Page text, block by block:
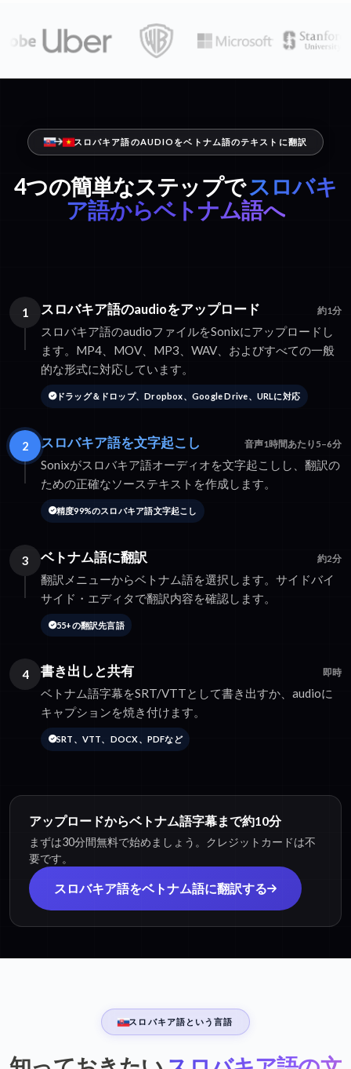
スロバキア語のAUDIOをベトナム語のテキストに翻訳
4つの簡単なステップでスロバキ
ア語からベトナム語へ
1 スロバキア語のaudioをアップロード 約1分
スロバキア語のaudioファイルをSonixにアップロードし
ます。MP4、MOV、MP3、WAV、およびすべての一般
的な形式に対応しています。
ドラッグ＆ドロップ、Dropbox、Google Drive、URLに対応
2 スロバキア語を文字起こし 音声1時間あたり5–6分
Sonixがスロバキア語オーディオを文字起こしし、翻訳の
ための正確なソーステキストを作成します。
精度99%のスロバキア語文字起こし
3 ベトナム語に翻訳 約2分
翻訳メニューからベトナム語を選択します。サイドバイ
サイド・エディタで翻訳内容を確認します。
55+の翻訳先言語
4 書き出しと共有 即時
ベトナム語字幕をSRT/VTTとして書き出すか、audioに
キャプションを焼き付けます。
SRT、VTT、DOCX、PDFなど
アップロードからベトナム語字幕まで約10分
まずは30分間無料で始めましょう。クレジットカードは不
要です。
スロバキア語をベトナム語に翻訳する
スロバキア語という言語